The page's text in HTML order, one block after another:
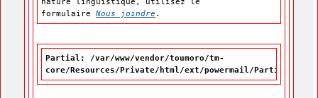
formulaire Nous joindre .
Partial: /var/www/vendor/toumoro/tm-
core/Resources/Private/html/ext/powermail/Partials/